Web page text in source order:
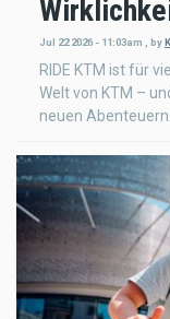
Jul 22 2026 - 11:03am , by
RIDE KTM ist für
Welt von KTM –
neuen Abenteuern.